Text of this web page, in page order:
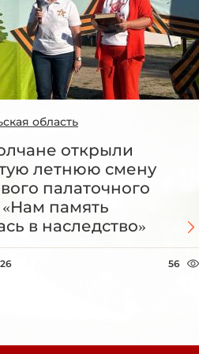
область
открыли
летнюю смену
палаточного
память
в наследство»
56